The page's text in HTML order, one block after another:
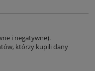
i negatywne).
którzy kupili dany